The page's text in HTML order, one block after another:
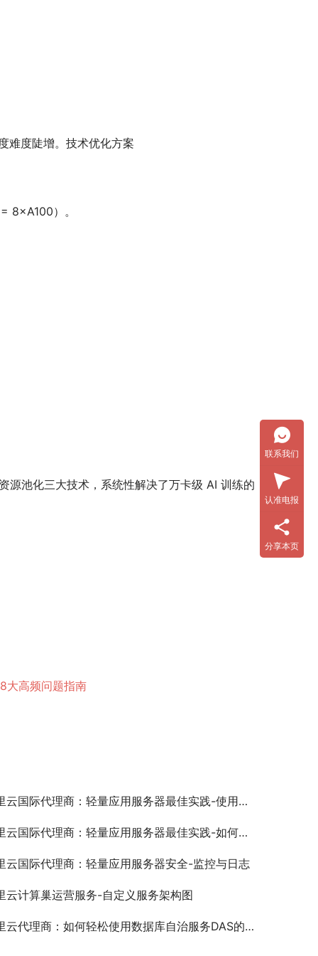
难度陡增。技术优化方案
8×A100）。
源池化三大技术，系统性解决了万卡级 AI 训练的
大高频问题指南
国际代理商：轻量应用服务器最佳实践-使用应用镜像搭建翼龙面板
国际代理商：轻量应用服务器最佳实践-如何购买并部署CoPaw镜像？
云国际代理商：轻量应用服务器安全-监控与日志
云计算巢运营服务-自定义服务架构图
代理商：如何轻松使用数据库自治服务DAS的实例监控功能？
联系我们
认准电报
分享本页